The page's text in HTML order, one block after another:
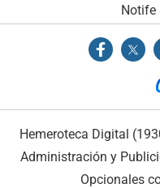
Notife
Hemeroteca Digital
Administración y
Opcionales